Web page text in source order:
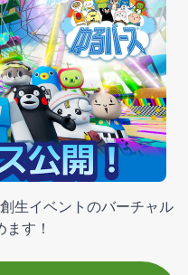
生イベントのバーチャル
ます！